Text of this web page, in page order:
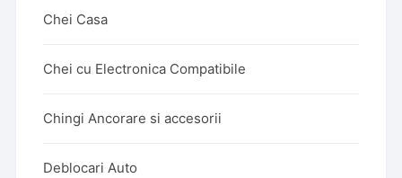
Chei Casa
Chei cu Electronica Compatibile
Chingi Ancorare si accesorii
Deblocari Auto